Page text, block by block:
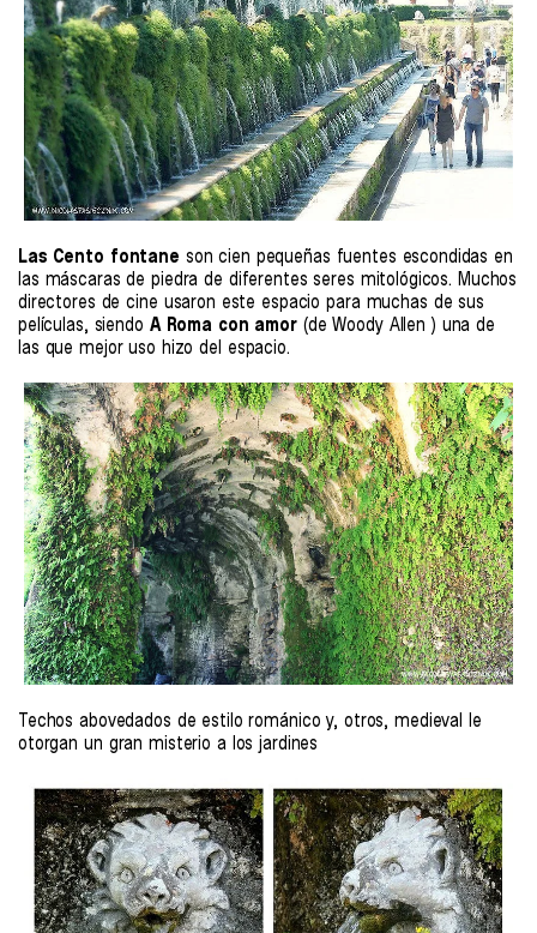
Las Cento fontane son cien pequeñas fuentes escondidas en
las máscaras de piedra de diferentes seres mitológicos. Muchos
directores de cine usaron este espacio para muchas de sus
películas, siendo A Roma con amor(de Woody Allen ) una de
las que mejor uso hizo del espacio.
Techos abovedados de estilo románico y, otros, medieval le
otorgan un gran misterio a los jardines